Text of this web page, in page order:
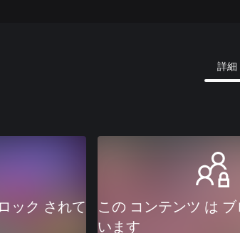
詳細
ック されて
この コンテンツ は
います